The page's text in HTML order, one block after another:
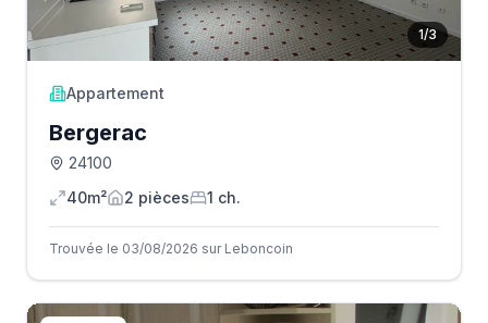
1/3
Appartement
Bergerac
24100
40m²
2 pièces 1 ch.
Trouvée le 03/08/2026 sur Leboncoin